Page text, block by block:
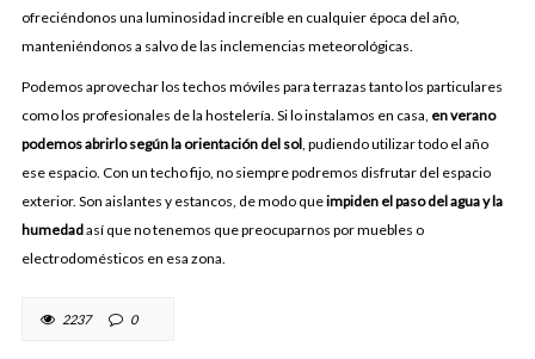
ofreciéndonos una luminosidad increíble en cualquier época del año,
manteniéndonos a salvo de las inclemencias meteorológicas.
Podemos aprovechar los techos móviles para terrazas tanto los particulares
como los profesionales de la hostelería. Si lo instalamos en casa, en verano
podemos abrirlo según la orientación del sol, pudiendo utilizar todo el año
ese espacio. Con un techo fijo, no siempre podremos disfrutar del espacio
exterior. Son aislantes y estancos, de modo queimpiden el paso del agua y la
humedadasí que no tenemos que preocuparnos por muebles o
electrodomésticos en esa zona.
2237 0